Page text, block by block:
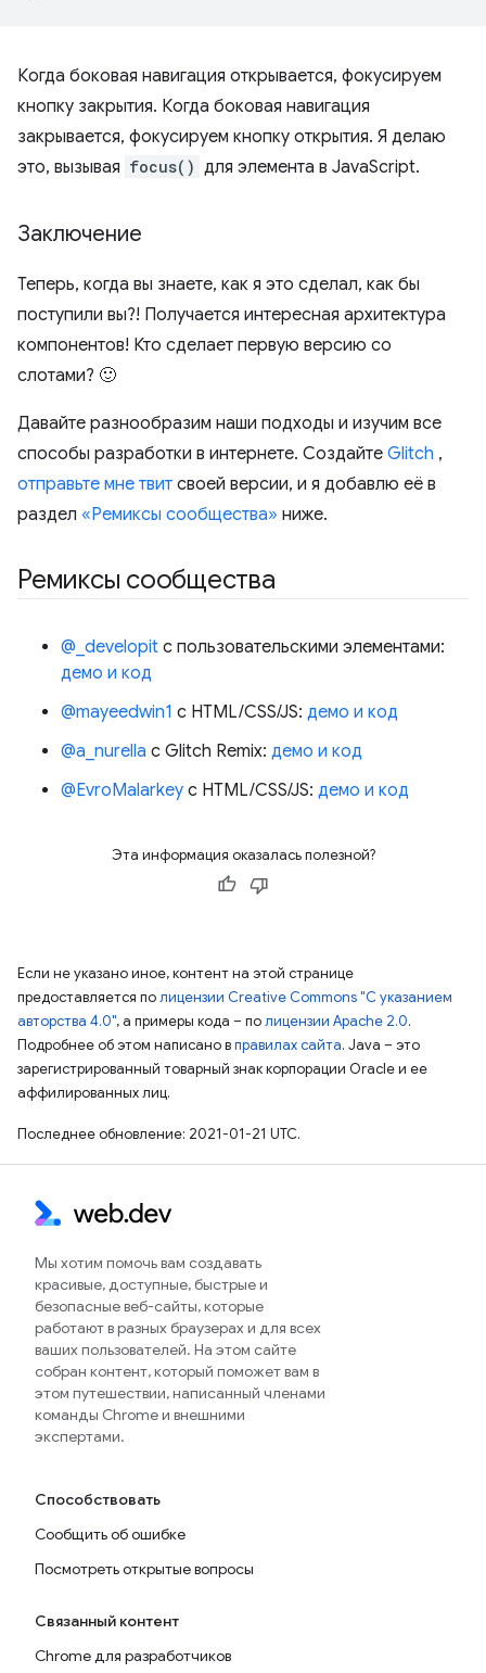
Когда боковая навигация открывается, фокусируем
кнопку закрытия. Когда боковая навигация
закрывается, фокусируем кнопку открытия. Я делаю
это, вызывая focus() для элемента в JavaScript.
Заключение
Теперь, когда вы знаете, как я это сделал, как бы
поступили вы?! Получается интересная архитектура
компонентов! Кто сделает первую версию со
слотами? 🙂
Давайте разнообразим наши подходы и изучим все
способы разработки в интернете. Создайте Glitch ,
отправьте мне твит своей версии, и я добавлю её в
раздел «Ремиксы сообщества» ниже.
Ремиксы сообщества
@_developit с пользовательскими элементами:
демо и код
@mayeedwin1 с HTML/CSS/JS: демо и код
@a_nurella с Glitch Remix: демо и код
@EvroMalarkey с HTML/CSS/JS: демо и код
Эта информация оказалась полезной?
Если не указано иное, контент на этой странице
предоставляется полицензии Creative Commons "С указанием
авторства 4.0", а примеры кода – полицензии Apache 2.0.
Подробнее об этом написано вправилах сайта. Java – это
зарегистрированный товарный знак корпорации Oracle и ее
аффилированных лиц.
Последнее обновление: 2021-01-21 UTC.
Мы хотим помочь вам создавать
красивые, доступные, быстрые и
безопасные веб-сайты, которые
работают в разных браузерах и для всех
ваших пользователей. На этом сайте
собран контент, который поможет вам в
этом путешествии, написанный членами
команды Chrome и внешними
экспертами.
Способствовать
Сообщить об ошибке
Посмотреть открытые вопросы
Связанный контент
Chrome для разработчиков